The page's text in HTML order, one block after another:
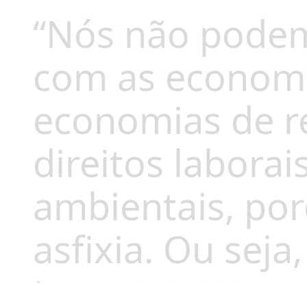
“Nós não
com as
economias de
direitos
ambientais,
asfixia. Ou